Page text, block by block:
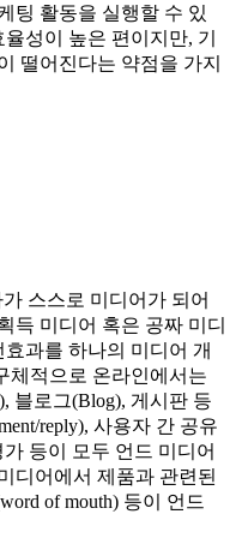
팅 활동을 실행할 수 있
성이 높은 편이지만, 기
떨어진다는 약점을 가지
스스로 미디어가 되어
득 미디어 혹은 공짜 미디
과를 하나의 미디어 개
체적으로 온라인에서는
블로그(Blog), 게시판 등
reply), 사용자 간 공유
가 등이 모두 언드 미디어
디어에서 제품과 관련된
of mouth) 등이 언드